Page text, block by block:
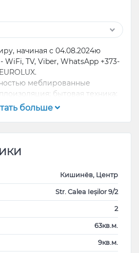
начиная с 04.08.2024ю
WiFi, TV, Viber, WhatsApp +373-
меблированные
бытовая техника;
с развлечениями для
ВелМарт; Линела,
Кафе, Аптеки…
площадь, через 4
троллейбусная
такси - рядом.
практически, во все
больше
Кишинёв, Центр
Str. Calea Ieșilor 9/2
2
63кв.м.
9кв.м.